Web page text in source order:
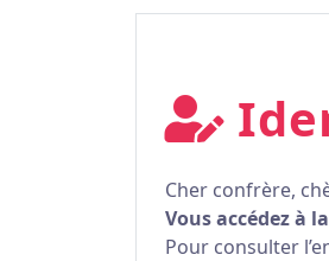
Cher confrère,
Vous accédez à
Pour consulter